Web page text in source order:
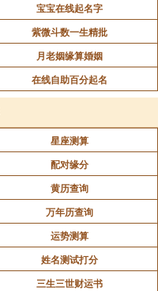
宝宝在线起名字
紫微斗数一生精批
月老姻缘算婚姻
在线自助百分起名
星座测算
配对缘分
黄历查询
万年历查询
运势测算
姓名测试打分
三生三世财运书